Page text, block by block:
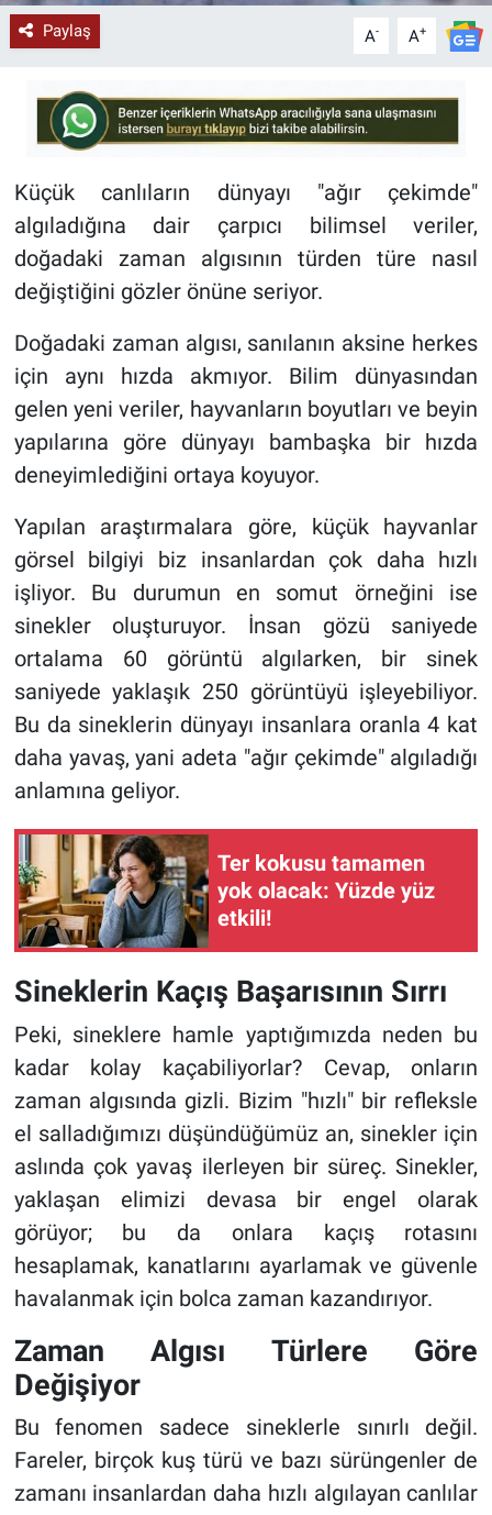
Paylaş A- A+
Küçük canlıların dünyayı "ağır çekimde"
algıladığına dair çarpıcı bilimsel veriler,
doğadaki zaman algısının türden türe nasıl
değiştiğini gözler önüne seriyor.
Doğadaki zaman algısı, sanılanın aksine herkes
için aynı hızda akmıyor. Bilim dünyasından
gelen yeni veriler, hayvanların boyutları ve beyin
yapılarına göre dünyayı bambaşka bir hızda
deneyimlediğini ortaya koyuyor.
Yapılan araştırmalara göre, küçük hayvanlar
görsel bilgiyi biz insanlardan çok daha hızlı
işliyor. Bu durumun en somut örneğini ise
sinekler oluşturuyor. İnsan gözü saniyede
ortalama 60 görüntü algılarken, bir sinek
saniyede yaklaşık 250 görüntüyü işleyebiliyor.
Bu da sineklerin dünyayı insanlara oranla 4 kat
daha yavaş, yani adeta "ağır çekimde" algıladığı
anlamına geliyor.
Ter kokusu tamamen
yok olacak: Yüzde yüz
etkili!
Sineklerin Kaçış Başarısının Sırrı
Peki, sineklere hamle yaptığımızda neden bu
kadar kolay kaçabiliyorlar? Cevap, onların
zaman algısında gizli. Bizim "hızlı" bir refleksle
el salladığımızı düşündüğümüz an, sinekler için
aslında çok yavaş ilerleyen bir süreç. Sinekler,
yaklaşan elimizi devasa bir engel olarak
görüyor; bu da onlara kaçış rotasını
hesaplamak, kanatlarını ayarlamak ve güvenle
havalanmak için bolca zaman kazandırıyor.
Zaman Algısı Türlere Göre
Değişiyor
Bu fenomen sadece sineklerle sınırlı değil.
Fareler, birçok kuş türü ve bazı sürüngenler de
zamanı insanlardan daha hızlı algılayan canlılar